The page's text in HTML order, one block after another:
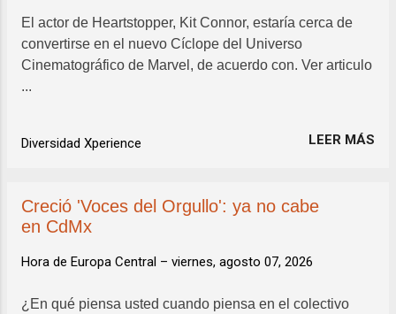
El actor de Heartstopper, Kit Connor, estaría cerca de
convertirse en el nuevo Cíclope del Universo
Cinematográfico de Marvel, de acuerdo con. Ver articulo
...
Diversidad Xperience LEER MÁS
Creció 'Voces del Orgullo': ya no cabe
en CdMx
Hora de Europa Central – viernes, agosto 07, 2026
¿En qué piensa usted cuando piensa en el colectivo